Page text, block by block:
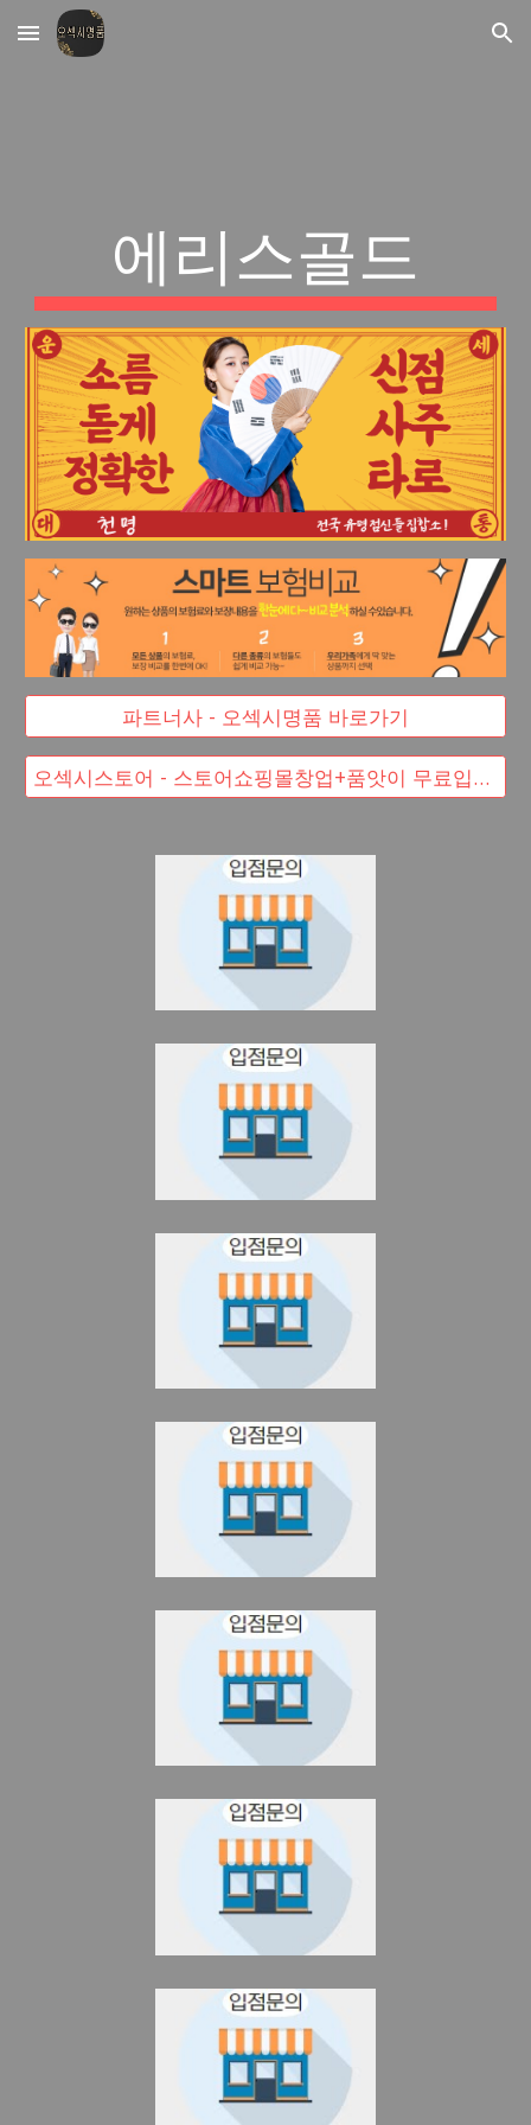
Skip to main content Skip to navigation
에리스골드
파트너사 - 오섹시명품 바로가기
오섹시스토어 - 스토어쇼핑몰창업+품앗이 무료입점 대박